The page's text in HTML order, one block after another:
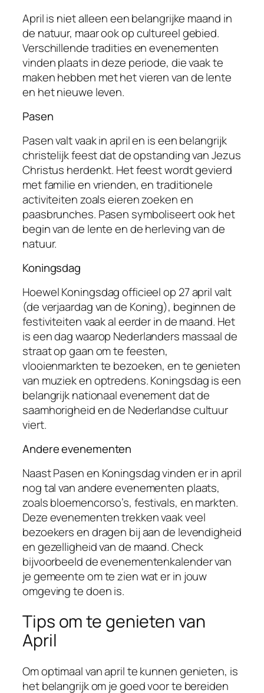
April is niet alleen een belangrijke maand in
de natuur, maar ook op cultureel gebied.
Verschillende tradities en evenementen
vinden plaats in deze periode, die vaak te
maken hebben met het vieren van de lente
en het nieuwe leven.
Pasen
Pasen valt vaak in april en is een belangrijk
christelijk feest dat de opstanding van Jezus
Christus herdenkt. Het feest wordt gevierd
met familie en vrienden, en traditionele
activiteiten zoals eieren zoeken en
paasbrunches. Pasen symboliseert ook het
begin van de lente en de herleving van de
natuur.
Koningsdag
Hoewel Koningsdag officieel op 27 april valt
(de verjaardag van de Koning), beginnen de
festiviteiten vaak al eerder in de maand. Het
is een dag waarop Nederlanders massaal de
straat op gaan om te feesten,
vlooienmarkten te bezoeken, en te genieten
van muziek en optredens. Koningsdag is een
belangrijk nationaal evenement dat de
saamhorigheid en de Nederlandse cultuur
viert.
Andere evenementen
Naast Pasen en Koningsdag vinden er in april
nog tal van andere evenementen plaats,
zoals bloemencorso’s, festivals, en markten.
Deze evenementen trekken vaak veel
bezoekers en dragen bij aan de levendigheid
en gezelligheid van de maand. Check
bijvoorbeeld de evenementenkalender van
je gemeente om te zien wat er in jouw
omgeving te doen is.
Tips om te genieten van
April
Om optimaal van april te kunnen genieten, is
het belangrijk om je goed voor te bereiden